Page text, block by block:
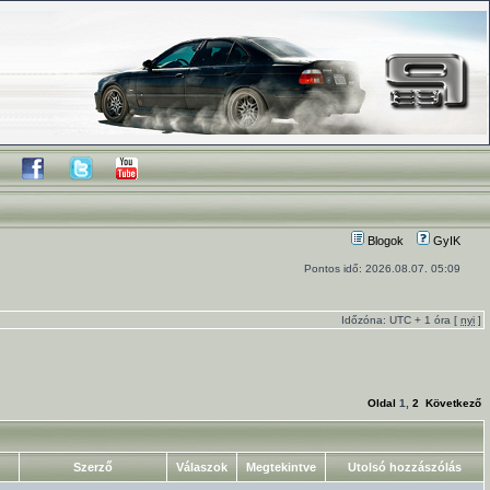
Blogok GyIK
Pontos idő: 2026.08.07. 05:09
Időzóna: UTC + 1 óra [ nyi ]
Oldal 1 2 Következő
Szerző Válaszok Megtekintve Utolsó hozzászólás